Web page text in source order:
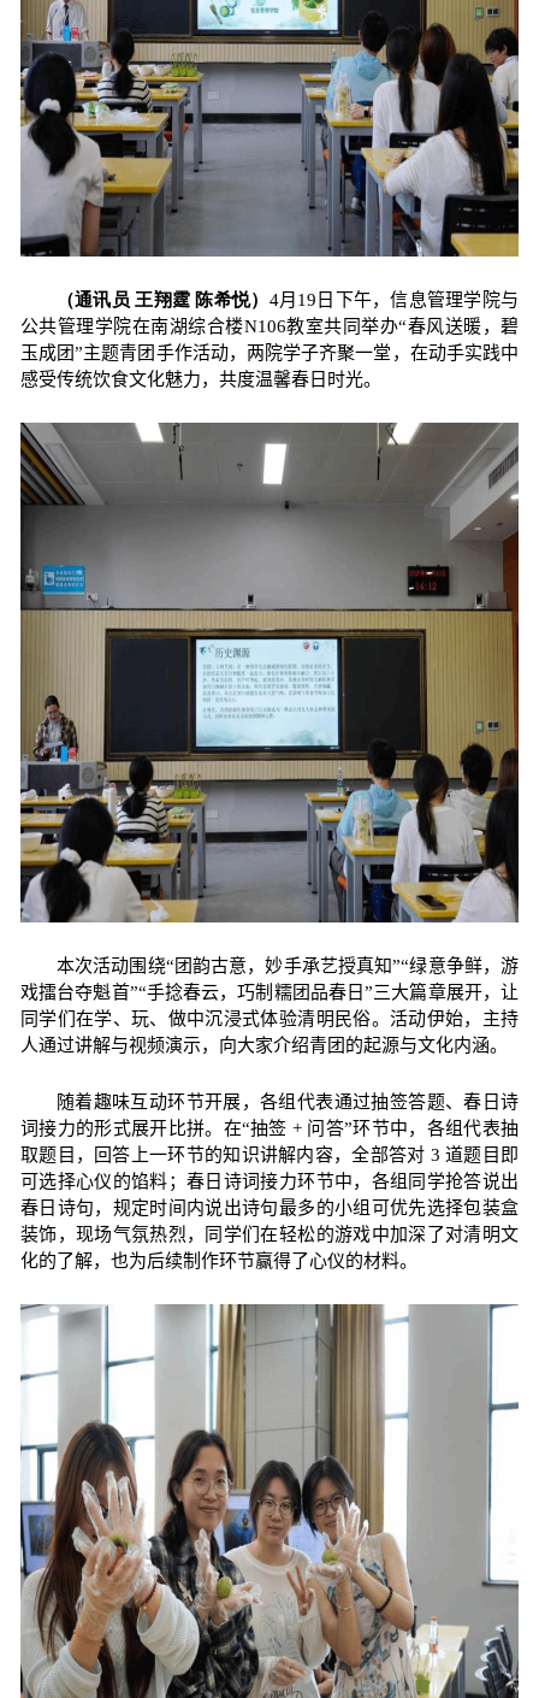
（通讯员 王翔霆 陈希悦） 4月 19 日下午，信息管理学院与
公共管理学院在南湖综合楼N106教室共同举办“春风送暖，碧
玉成团”主题青团手作活动，两院学子齐聚一堂，在动手实践中
感受传统饮食文化魅力，共度温馨春日时光。
本次活动围绕“ 团韵古意，妙手承艺授真知”“绿意争鲜，游
戏擂台夺魁首”“手捻春云，巧制糯团品春日”三大篇章展开，让
同学们在学、玩、做中沉浸式体验清明民俗。活动伊始，主持
人通过讲解与视频演示，向大家介绍青团的起源与文化内涵。
随着趣味互动环节开展，各组代表通过抽签答题、春日诗
词接力的形式展开比拼。在“抽签 + 问答”环节中，各组代表抽
取题目，回答上一环节的知识讲解内容，全部答对 3道题目即
可选择心仪的馅料；春日诗词接力环节中，各组同学抢答说出
春日诗句，规定时间内说出诗句最多的小组可优先选择包装盒
装饰，现场气氛热烈，同学们在轻松的游戏中加深了对清明文
化的了解，也为后续制作环节赢得了心仪的材料。